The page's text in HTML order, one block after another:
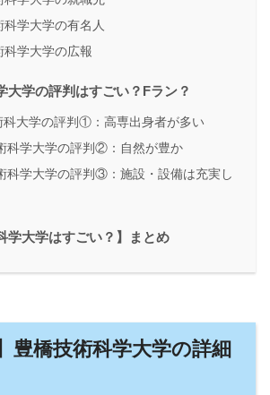
科学大学の有名人
科学大学の広報
大学の評判はすごい？Fラン？
科大学の評判①：高専出身者が多い
科学大学の評判②：自然が豊か
科学大学の評判③：施設・設備は充実し
学大学はすごい？】まとめ
豊橋技術科学大学の詳細